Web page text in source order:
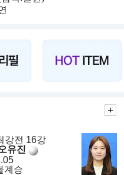
강전 16강
유진
계승